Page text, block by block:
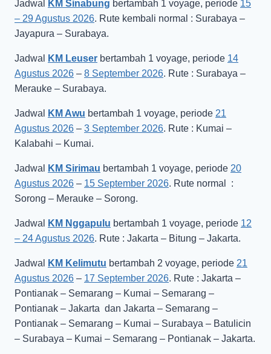
Jadwal KM Sinabung bertambah 1 voyage, periode 15
– 29 Agustus 2026. Rute kembali normal : Surabaya –
Jayapura – Surabaya.
Jadwal KM Leuser bertambah 1 voyage, periode 14
Agustus 2026 – 8 September 2026. Rute : Surabaya –
Merauke – Surabaya.
Jadwal KM Awu bertambah 1 voyage, periode 21
Agustus 2026 – 3 September 2026. Rute : Kumai –
Kalabahi – Kumai.
Jadwal KM Sirimau bertambah 1 voyage, periode 20
Agustus 2026 – 15 September 2026. Rute normal :
Sorong – Merauke – Sorong.
Jadwal KM Nggapulu bertambah 1 voyage, periode 12
– 24 Agustus 2026. Rute : Jakarta – Bitung – Jakarta.
Jadwal KM Kelimutu bertambah 2 voyage, periode 21
Agustus 2026 – 17 September 2026. Rute : Jakarta –
Pontianak – Semarang – Kumai – Semarang –
Pontianak – Jakarta dan Jakarta – Semarang –
Pontianak – Semarang – Kumai – Surabaya – Batulicin
– Surabaya – Kumai – Semarang – Pontianak – Jakarta.